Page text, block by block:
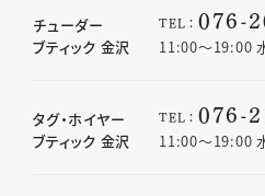
チューダー
ブティック 金沢
TEL： 076-
11:00〜19:00
タグ・ホイヤー
ブティック 金沢
TEL： 076-
11:00〜19:00